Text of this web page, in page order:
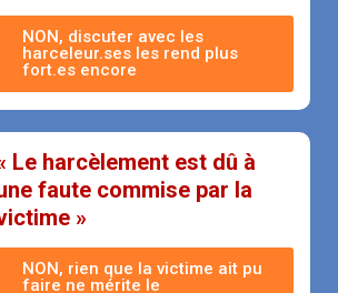
NON, discuter avec les
harceleur.ses les rend plus
fort.es encore
Le harcèlement est dû à
faute commise par la
»
NON, rien que la victime ait pu
faire ne mérite le